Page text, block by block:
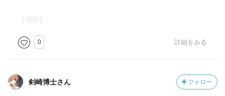
【感想】
0 詳細をみる
剣崎博士さん フォロー